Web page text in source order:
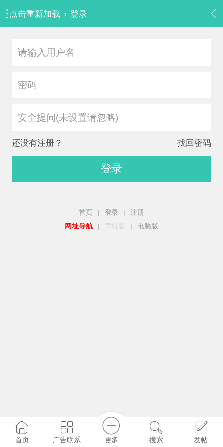
点击重新加载 › 登录
安全提问(未设置请忽略)
还没有注册？ 找回密码
登录
首页 | 登录 |
注册
网址导航
| 手机版 | 电脑版
首页 广告联系 更多 搜索 发帖